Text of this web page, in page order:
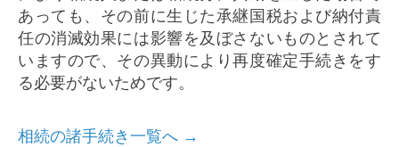
あっても、その前に生じた承継国税および納付責
任の消滅効果には影響を及ぼさないものとされて
いますので、その異動により再度確定手続きをす
る必要がないためです。
相続の諸手続き一覧へ →